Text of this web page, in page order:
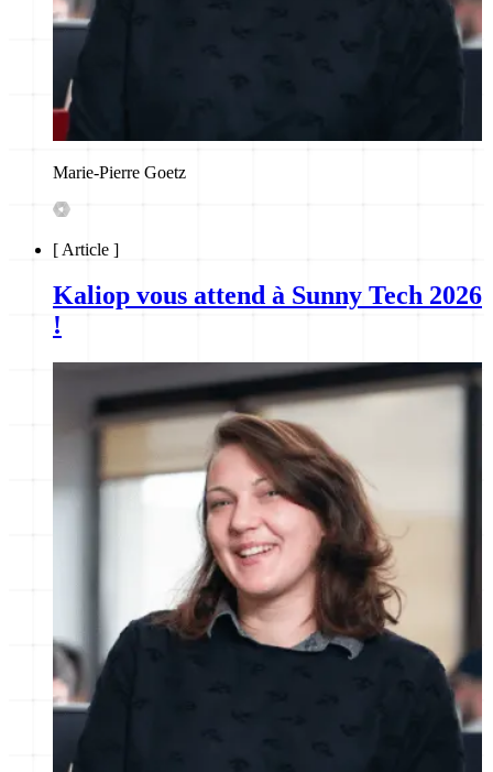
Marie-Pierre Goetz
[ Article ]
Kaliop vous attend à Sunny Tech 2026
!